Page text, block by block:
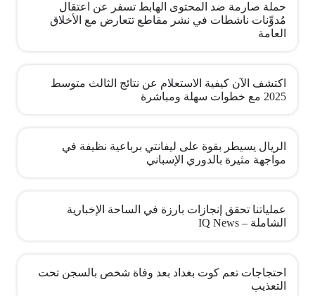
حملة صارمة ضد المحتوى الهابط تسفر عن اعتقال
مُدوِّنات ناشطات في نشر مقاطع تتعارض مع الأخلاق
العامة
اكتشف الآن كيفية الاستعلام عن نتائج الثالث متوسط
2025 مع خطوات سهلة ومباشرة
الريال يسيطر بقوة على ليفانتي برباعية نظيفة في
مواجهة مثيرة بالدوري الإسباني
عملياتنا تحقق إنجازات بارزة في الساحة الإخبارية
الشاملة – IQ News
احتجاجات تعم كوت بغداد بعد وفاة شخص بالسجن تحت
التعذيب